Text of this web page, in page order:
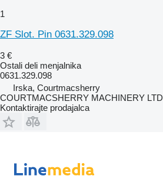
1
ZF Slot. Pin 0631.329.098
3 €
Ostali deli menjalnika
0631.329.098
Irska, Courtmacsherry
COURTMACSHERRY MACHINERY LTD
Kontaktirajte prodajalca